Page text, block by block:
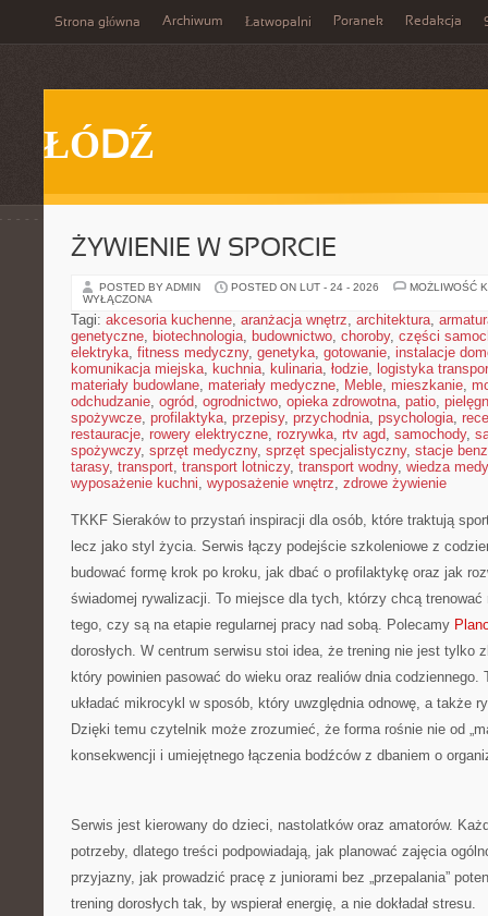
Strona główna Archiwum Łatwopalni Poranek Redakcja
ŁÓDŹ
ŻYWIENIE W SPORCIE
POSTED BY ADMIN POSTED ON LUT - 24 - 2026
MOŻLIWOŚĆ
WYŁĄCZONA
Tagi: akcesoria kuchenne, aranżacja wnętrz, architektura,
genetyczne, biotechnologia, budownictwo, choroby, części
elektryka, fitness medyczny, genetyka, gotowanie, instalacje
komunikacja miejska, kuchnia, kulinaria, łodzie, logistyka
materiały budowlane, materiały medyczne, Meble, mieszkanie,
odchudzanie, ogród, ogrodnictwo, opieka zdrowotna, patio,
spożywcze, profilaktyka, przepisy, przychodnia, psychologia,
restauracje, rowery elektryczne, rozrywka, rtv agd, samochody,
spożywczy, sprzęt medyczny, sprzęt specjalistyczny, stacje
tarasy, transport, transport lotniczy, transport wodny, wiedza
wyposażenie kuchni, wyposażenie wnętrz, zdrowe żywienie
TKKF Sieraków to przystań inspiracji dla osób, które traktują
lecz jako styl życia. Serwis łączy podejście szkoleniowe z
budować formę krok po kroku, jak dbać o profilaktykę oraz jak
świadomej rywalizacji. To miejsce dla tych, którzy chcą trenować
tego, czy są na etapie regularnej pracy nad sobą. Polecamy
dorosłych. W centrum serwisu stoi idea, że trening nie jest tylko
który powinien pasować do wieku oraz realiów dnia codziennego.
układać mikrocykl w sposób, który uwzględnia odnowę, a także
Dzięki temu czytelnik może zrozumieć, że forma rośnie nie od
konsekwencji i umiejętnego łączenia bodźców z dbaniem o
Serwis jest kierowany do dzieci, nastolatków oraz amatorów.
potrzeby, dlatego treści podpowiadają, jak planować zajęcia
przyjazny, jak prowadzić pracę z juniorami bez „przepalania”
trening dorosłych tak, by wspierał energię, a nie dokładał stresu.